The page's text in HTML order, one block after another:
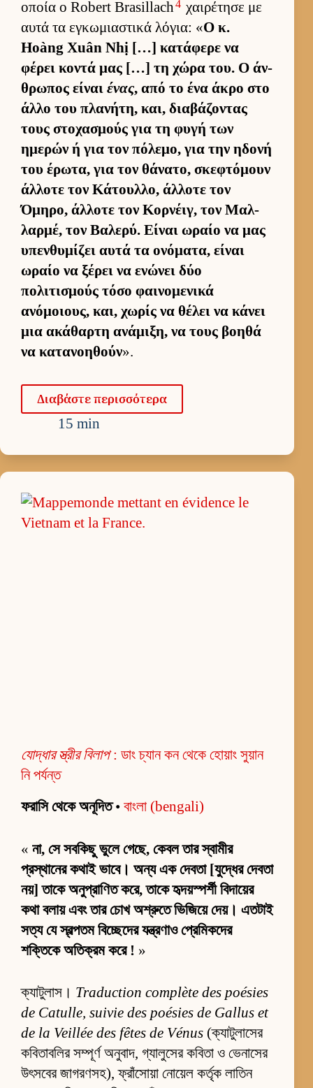
οποία ο Robert Brasillach4 χαι­ρέτησε με
αυτά τα εγκωμια­στικά λόγια: «Ο κ.
Hoàng Xuân Nhị […] κατάφερε να
φέρει κοντά μας […] τη χώρα του. Ο άν­
θρωπος εί­ναι ένας, από το ένα άκρο στο
άλλο του πλανήτη, και, δια­βάζοντας
τους στοχασμούς για τη φυγή των
ημερών ή για τον πόλεμο, για την ηδονή
του έρωτα, για τον θάνατο, σκεφτόμουν
άλ­λοτε τον Κάτουλ­λο, άλ­λοτε τον
Όμηρο, άλ­λοτε τον Κορ­νέιγ, τον Μαλ­
λαρ­μέ, τον Βαλερύ. Εί­ναι ωραίο να μας
υπεν­θυμίζει αυτά τα ονόματα, εί­ναι
ωραίο να ξέρει να ενώνει δύο
πολιτισμούς τόσο φαι­νομενικά
ανόμοιους, και, χωρίς να θέλει να κάνει
μια ακάθαρτη ανάμιξη, να τους βοηθά
να κατανοη­θούν».
Δια­βάστε περισ­σότερα
15 min
যোদ্ধার স্ত্রীর বিলাপ: ডাং চ্যান কন থেকে হোয়াং সুয়ান
নি পর্যন্ত
ফরাসি থেকে অনূদিত• বাংলা (bengali)
« না, সে সবকিছু ভুলে গেছে, কেবল তার স্বামীর
প্রস্থানের কথাই ভাবে। অন্য এক দেবতা [যুদ্ধের দেবতা
নয়] তাকে অনুপ্রাণিত করে, তাকে হৃদয়স্পর্শী বিদায়ের
কথা বলায় এবং তার চোখ অশ্রুতে ভিজিয়ে দেয়। এতটাই
সত্য যে স্বল্পতম বিচ্ছেদের যন্ত্রণাও প্রেমিকদের
শক্তিকে অতিক্রম করে ! »
ক্যাটুলাস। Traduction complète des poésies
de Catulle, suivie des poésies de Gallus et
de la Veillée des fêtes de Vénus (ক্যাটুলাসের
কবিতাবলির সম্পূর্ণ অনুবাদ, গ্যালুসের কবিতা ও ভেনাসের
উৎসবের জাগরণসহ), ফ্রাঁসোয়া নোয়েল কর্তৃক লাতিন